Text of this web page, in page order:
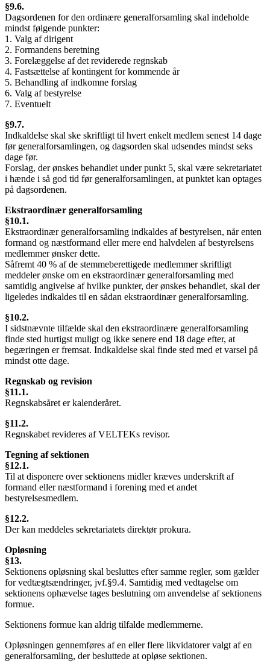
§9.6.
Dagsordenen for den ordinære generalforsamling skal indeholde
mindst følgende punkter:
1. Valg af dirigent
2. Formandens beretning
3. Forelæggelse af det reviderede regnskab
4. Fastsættelse af kontingent for kommende år
5. Behandling af indkomne forslag
6. Valg af bestyrelse
7. Eventuelt
§9.7.
Indkaldelse skal ske skriftligt til hvert enkelt medlem senest 14 dage
før generalforsamlingen, og dagsorden skal udsendes mindst seks
dage før.
Forslag, der ønskes behandlet under punkt 5, skal være sekretariatet
i hænde i så god tid før generalforsamlingen, at punktet kan optages
på dagsordenen.
Ekstraordinær generalforsamling
§10.1.
Ekstraordinær generalforsamling indkaldes af bestyrelsen, når enten
formand og næstformand eller mere end halvdelen af bestyrelsens
medlemmer ønsker dette.
Såfremt 40 % af de stemmeberettigede medlemmer skriftligt
meddeler ønske om en ekstraordinær generalforsamling med
samtidig angivelse af hvilke punkter, der ønskes behandlet, skal der
ligeledes indkaldes til en sådan ekstraordinær generalforsamling.
§10.2.
I sidstnævnte tilfælde skal den ekstraordinære generalforsamling
finde sted hurtigst muligt og ikke senere end 18 dage efter, at
begæringen er fremsat. Indkaldelse skal finde sted med et varsel på
mindst otte dage.
Regnskab og revision
§11.1.
Regnskabsåret er kalenderåret.
§11.2.
Regnskabet revideres af VELTEKs revisor.
Tegning af sektionen
§12.1.
Til at disponere over sektionens midler kræves underskrift af
formand eller næstformand i forening med et andet
bestyrelsesmedlem.
§12.2.
Der kan meddeles sekretariatets direktør prokura.
Opløsning
§13.
Sektionens opløsning skal besluttes efter samme regler, som gælder
for vedtægtsændringer, jvf.§9.4. Samtidig med vedtagelse om
sektionens ophævelse tages beslutning om anvendelse af sektionens
formue.
Sektionens formue kan aldrig tilfalde medlemmerne.
Opløsningen gennemføres af en eller flere likvidatorer valgt af en
generalforsamling, der besluttede at opløse sektionen.